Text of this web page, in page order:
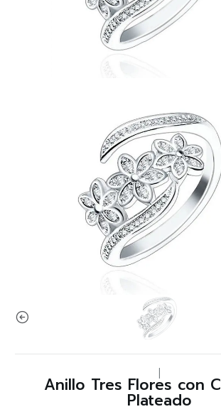
Anillo Tres Flores con
Plateado